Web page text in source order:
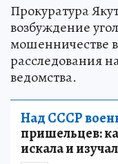
Прокуратура
возбуждение
мошенничестве
расследования
ведомства.
Над СССР
пришельцев:
искала и